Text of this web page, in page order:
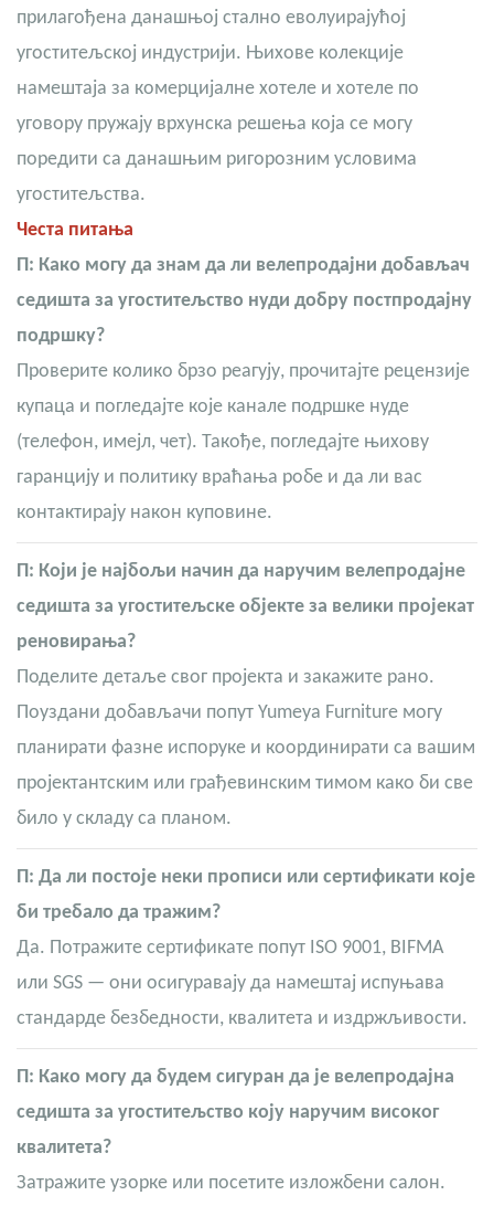
прилагођена данашњој стално еволуирајућој
угоститељској индустрији. Њихове колекције
намештаја за комерцијалне хотеле и хотеле по
уговору пружају врхунска решења која се могу
поредити са данашњим ригорозним условима
угоститељства.
Честа питања
П: Како могу да знам да ли велепродајни добављач
седишта за угоститељство нуди добру постпродајну
подршку?
Проверите колико брзо реагују, прочитајте рецензије
купаца и погледајте које канале подршке нуде
(телефон, имејл, чет). Такође, погледајте њихову
гаранцију и политику враћања робе и да ли вас
контактирају након куповине.
П: Који је најбољи начин да наручим велепродајне
седишта за угоститељске објекте за велики пројекат
реновирања?
Поделите детаље свог пројекта и закажите рано.
Поуздани добављачи попут Yumeya Furniture могу
планирати фазне испоруке и координирати са вашим
пројектантским или грађевинским тимом како би све
било у складу са планом.
П: Да ли постоје неки прописи или сертификати које
би требало да тражим?
Да. Потражите сертификате попут ISO 9001, BIFMA
или SGS — они осигуравају да намештај испуњава
стандарде безбедности, квалитета и издржљивости.
П: Како могу да будем сигуран да је велепродајна
седишта за угоститељство коју наручим високог
квалитета?
Затражите узорке или посетите изложбени салон.